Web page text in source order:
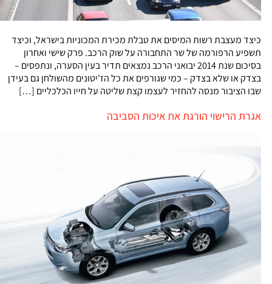
כיצד מעצבת רשות המיסים את טבלת מכירת המכוניות בישראל, וכיצד
תשפיע הרפורמה של שר התחבורה על שוק הרכב. פרק שישי ואחרון
בסיכום שנת 2014 יבואני הרכב נמצאים תדיר בעין הסערה, ונתפסים –
בצדק או שלא בצדק – כמי שגורפים את כל הז'יטונים מהשולחן גם בעידן
שבו הציבור מנסה להחזיר לעצמו קצת שליטה על חייו הכלכליים […]
אגרת הרישוי הורגת את איכות הסביבה